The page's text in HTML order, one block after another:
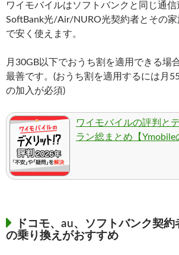
ワイモバイルはソフトバンクと同じ通信
SoftBank光/Air/NURO光契約者とその
で安く使えます。
月30GB以下でおうち割を適用できる場
最善です。(おうち割を適用するには月
の加入が必須)
ワイモバイルの評判と
ラン総まとめ【Ymobile
ドコモ、au、ソフトバンク契
の乗り換えがおすすめ